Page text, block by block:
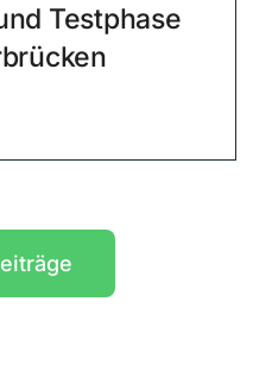
Testphase